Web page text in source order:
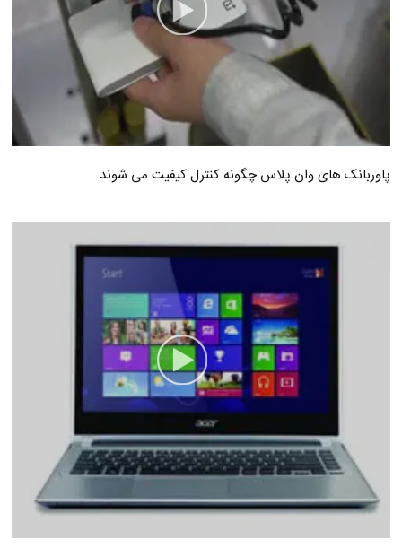
پاوربانک های وان پلاس چگونه کنترل کیفیت می شوند